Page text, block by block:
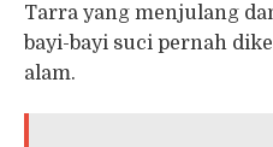
Tarra yang menjulang
bayi-bayi suci pernah
alam.